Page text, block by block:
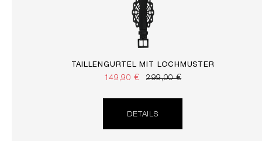
TAILLENGÜRTEL MIT LOCHMUSTER
149,90 € 299,00 €
DETAILS